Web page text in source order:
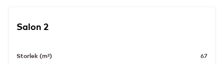
Salon 2
Storlek (m²) 67